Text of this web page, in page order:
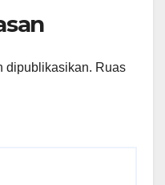
dipublikasikan. Ruas